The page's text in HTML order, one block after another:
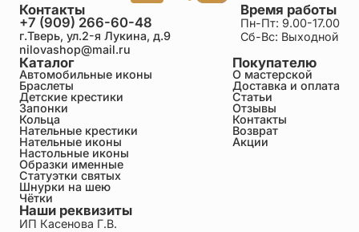
Каталог
Автомобильные иконы
Браслеты
Детские крестики
Запонки
Кольца
Нательные крестики
Нательные иконы
Настольные иконы
Образки именные
Статуэтки святых
Шнурки на шею
Чётки
Покупателю
О мастерской
Доставка и оплата
Статьи
Отзывы
Контакты
Возврат
Акции
Время работы
Пн-Пт: 9.00-17.00
Сб-Вс: Выходной
Контакты
+7 (909) 266-60-48
г.Тверь, ул.2-я Лукина, д.9
nilovashop@mail.ru
Наши реквизиты
ИП Касенова Г.В.